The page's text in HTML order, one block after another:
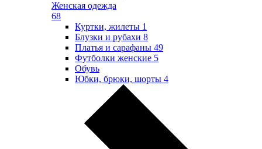
Женская одежда
68
Куртки, жилеты 1
Блузки и рубахи 8
Платья и сарафаны 49
Футболки женские 5
Обувь
Юбки, брюки, шорты 4